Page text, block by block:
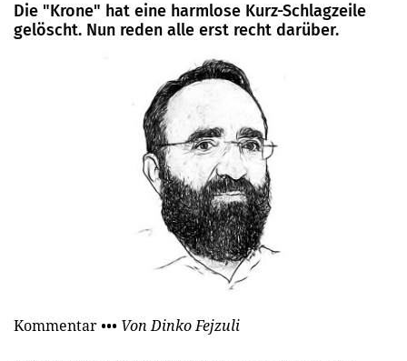
Die "Krone" hat eine harmlose Kurz-Schlagzeile
gelöscht. Nun reden alle erst recht darüber.
Kommentar ••• Von Dinko Fejzuli